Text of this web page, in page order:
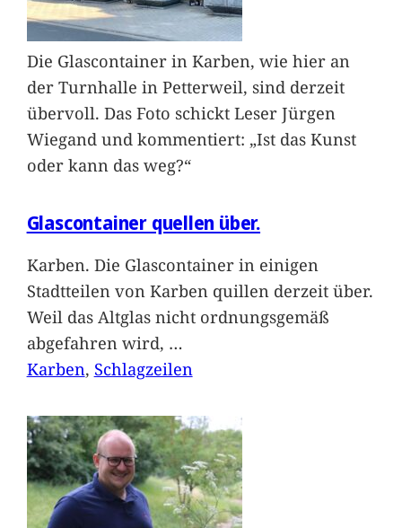
Die Glascontainer in Karben, wie hier an
der Turnhalle in Petterweil, sind derzeit
übervoll. Das Foto schickt Leser Jürgen
Wiegand und kommentiert: „Ist das Kunst
oder kann das weg?“
Glascontainer quellen über.
Karben. Die Glascontainer in einigen
Stadtteilen von Karben quillen derzeit über.
Weil das Altglas nicht ordnungsgemäß
abgefahren wird, …
Karben, Schlagzeilen